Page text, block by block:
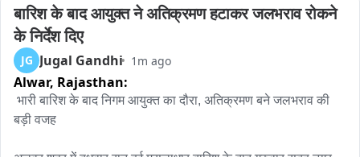
आला. जिल्ह्यासह राज्यभरातून आलेल्या सर्वधर्मीय भाविकांनी महाप्रसादाचा
लाभ घेतला. श्रद्धा, सेवा आणि सामाजिक सलोखा जपणारा हा सोहळा
उत्साहात पार पडला.
बारिश के बाद आयुक्त ने अतिक्रमण हटाकर जलभराव रोकने
के निर्देश दिए
JG Jugal Gandhi 1m ago
Alwar, Rajasthan:
भारी बारिश के बाद निगम आयुक्त का दौरा, अतिक्रमण बने जलभराव की
बड़ी वजह